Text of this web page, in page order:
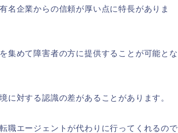
名企業からの信頼が厚い点に特長がありま
集めて障害者の方に提供することが可能とな
に対する認識の差があることがあります。
職エージェントが代わりに行ってくれるので